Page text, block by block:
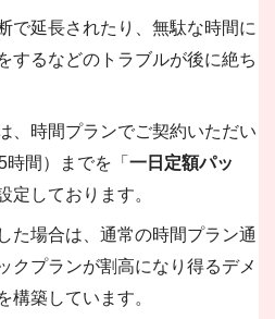
で延長されたり、無駄な時間に
するなどのトラブルが後に絶ち
、時間プランでご契約いただい
間）までを「 一日定額パッ
定しております。
た場合は、通常の時間プラン通
クプランが割高になり得るデメ
構築しています。